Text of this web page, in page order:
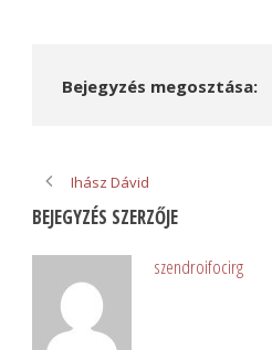
Bejegyzés megosztása:
Ihász Dávid
BEJEGYZÉS SZERZŐJE
szendroifocirg